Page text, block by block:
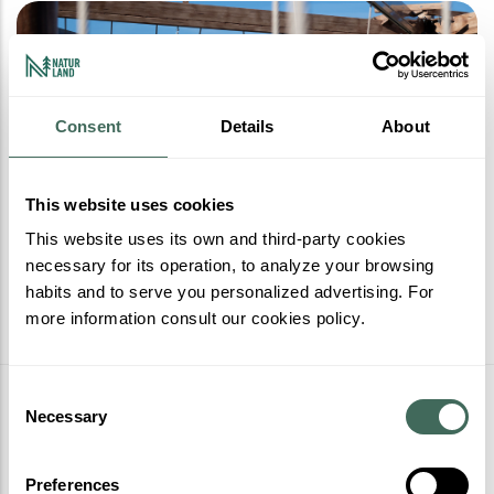
Consent Details About
This website uses cookies
This website uses its own and third-party cookies
necessary for its operation, to analyze your browsing
habits and to serve you personalized advertising. For
more information consult our cookies policy.
Selection
Necessary
Preferences
Més activitats